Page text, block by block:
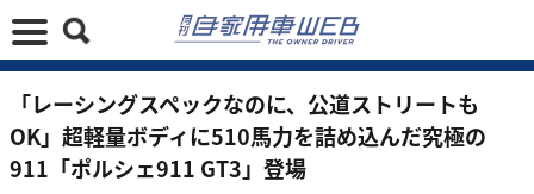
「レーシングスペックなのに、公道ストリートも
OK」超軽量ボディに510馬力を詰め込んだ究極の
911「ポルシェ911 GT3」登場